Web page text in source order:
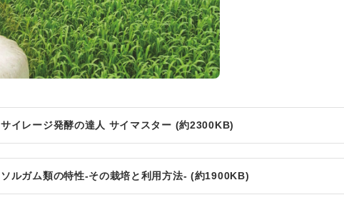
サイレージ発酵の達人 サイマスター (約2300KB)
ソルガム類の特性-その栽培と利用方法- (約1900KB)